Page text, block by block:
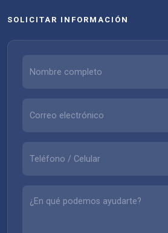
SOLICITAR INFORMACIÓN